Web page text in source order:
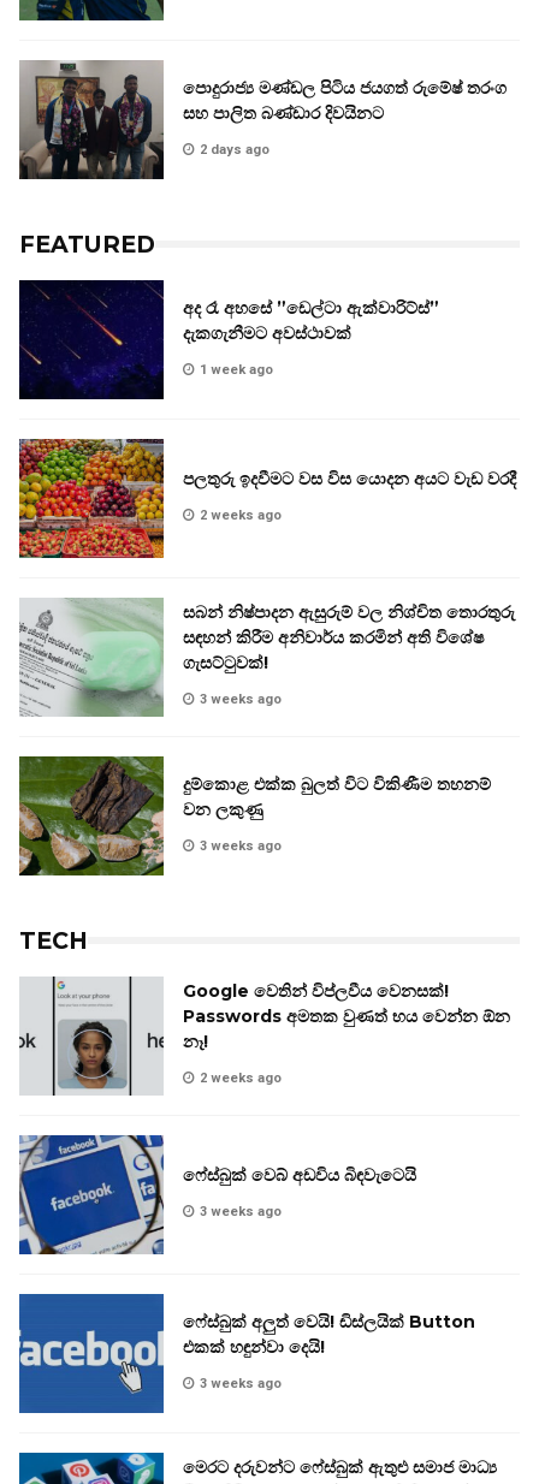
පොදුරාජ්‍ය මණ්ඩල පිටිය ජයගත් රුමේෂ් තරංග
සහ පාලිත බණ්ඩාර දිවයිනට
2 days ago
FEATURED
අද රෑ අහසේ ”ඩෙල්ටා ඇක්වාරිට්ස්”
දැකගැනීමට අවස්ථාවක්
1 week ago
පලතුරු ඉදවීමට වස විස යොදන අයට වැඩ වරදී
2 weeks ago
සබන් නිෂ්පාදන ඇසුරුම් වල නිශ්චිත තොරතුරු
සඳහන් කිරීම අනිවාර්ය කරමින් අති විශේෂ
ගැසට්ටුවක්!
3 weeks ago
දුම්කොළ එක්ක බුලත් විට විකිණීම තහනම්
වන ලකුණු
3 weeks ago
TECH
Google වෙතින් විප්ලවීය වෙනසක්!
Passwords අමතක වුණත් භය වෙන්න ඕන
නෑ!
2 weeks ago
ෆේස්බුක් වෙබ් අඩවිය බිඳවැටෙයි
3 weeks ago
ෆේස්බුක් අලුත් වෙයි! ඩිස්ලයික් Button
එකක් හඳුන්වා දෙයි!
3 weeks ago
මෙරට දරුවන්ට ෆේස්බුක් ඇතුළු සමාජ මාධ්‍ය